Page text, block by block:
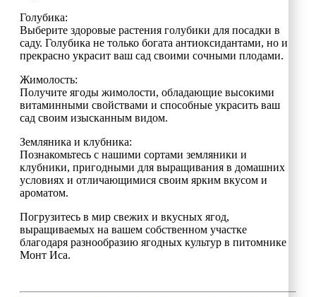
Голубика:
Выберите здоровые растения голубики для посадки в
саду. Голубика не только богата антиоксидантами, но и
прекрасно украсит ваш сад своими сочными плодами.
Жимолость:
Получите ягоды жимолости, обладающие высокими
витаминными свойствами и способные украсить ваш
сад своим изысканным видом.
Земляника и клубника:
Познакомьтесь с нашими сортами земляники и
клубники, пригодными для выращивания в домашних
условиях и отличающимися своим ярким вкусом и
ароматом.
Погрузитесь в мир свежих и вкусных ягод,
выращиваемых на вашем собственном участке
благодаря разнообразию ягодных культур в питомнике
Монт Иса.